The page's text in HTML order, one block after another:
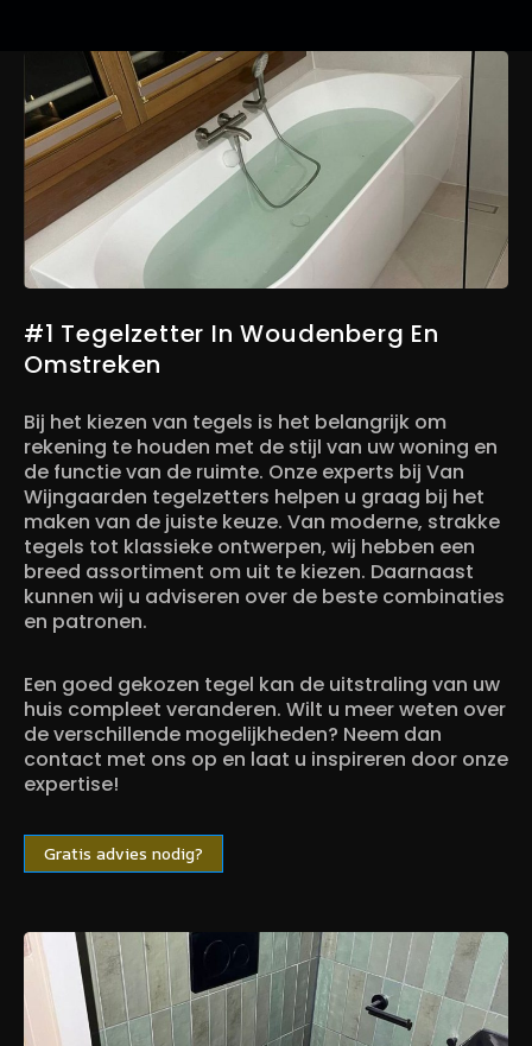
#1 Tegelzetter In Woudenberg En
Omstreken
Bij het kiezen van tegels is het belangrijk om
rekening te houden met de stijl van uw woning en
de functie van de ruimte. Onze experts bij Van
Wijngaarden tegelzetters helpen u graag bij het
maken van de juiste keuze. Van moderne, strakke
tegels tot klassieke ontwerpen, wij hebben een
breed assortiment om uit te kiezen. Daarnaast
kunnen wij u adviseren over de beste combinaties
en patronen.
Een goed gekozen tegel kan de uitstraling van uw
huis compleet veranderen. Wilt u meer weten over
de verschillende mogelijkheden? Neem dan
contact met ons op en laat u inspireren door onze
expertise!
Gratis advies nodig?